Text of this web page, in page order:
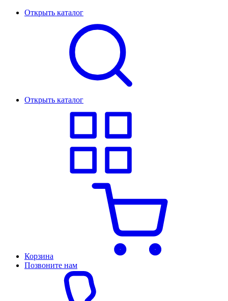
Открыть каталог
Открыть каталог
Корзина
Позвоните нам